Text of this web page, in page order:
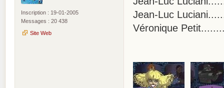
Inscription : 19-01-2005
Messages : 20 438
Site Web
Jean-Luc
Véronique